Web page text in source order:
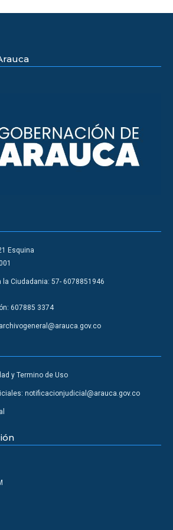
Esquina
la Ciudadania: 57- 6078851946
607885 3374
y Termino de Uso
notificacionjudicial@arauca.gov.co